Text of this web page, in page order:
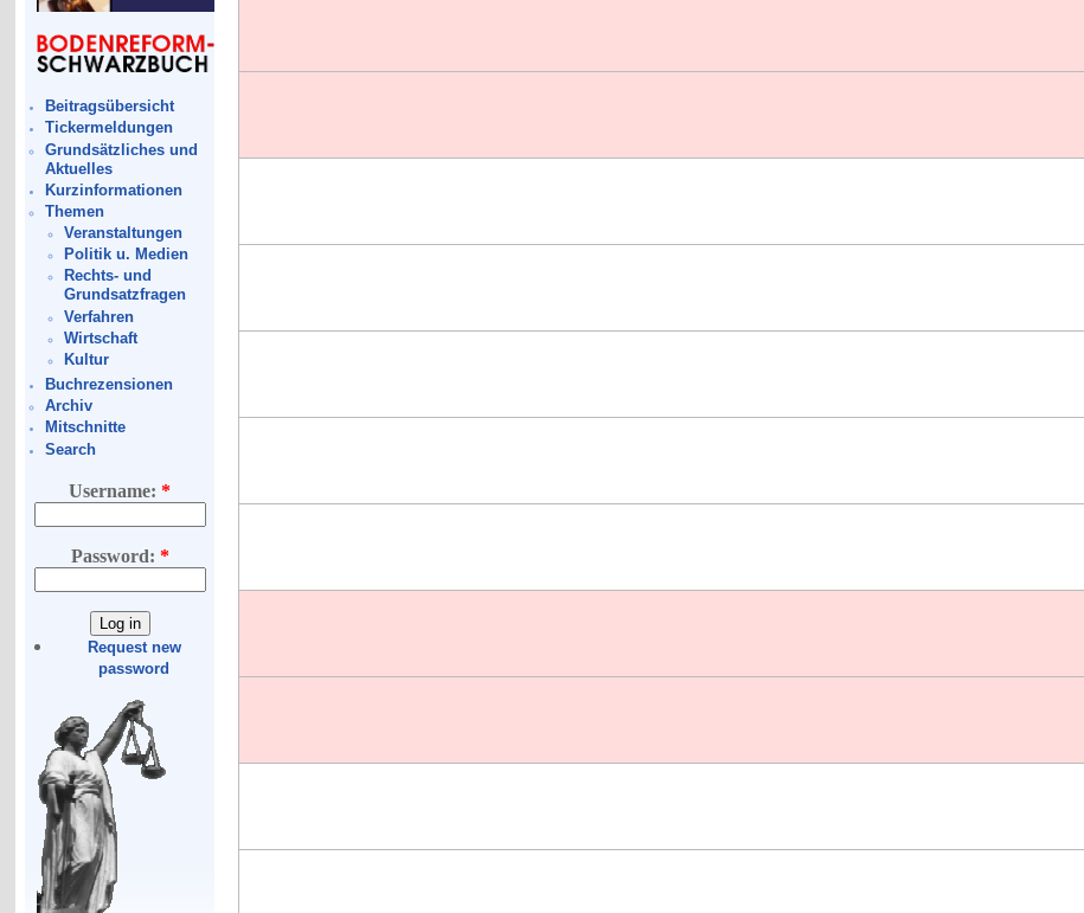
Beitragsübersicht
Tickermeldungen
Grundsätzliches und
Aktuelles
Kurzinformationen
Themen
Veranstaltungen
Politik u. Medien
Rechts- und
Grundsatzfragen
Verfahren
Wirtschaft
Kultur
Buchrezensionen
Archiv
Mitschnitte
Search
Username:*
Password: *
Request new
password